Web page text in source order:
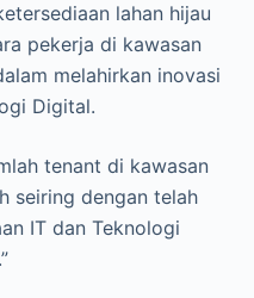
lahan hijau
pekerja di kawasan
melahirkan inovasi
Digital.
tenant di kawasan
seiring dengan telah
IT dan Teknologi